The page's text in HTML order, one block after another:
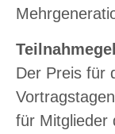
Der Preis für
für Mitglieder